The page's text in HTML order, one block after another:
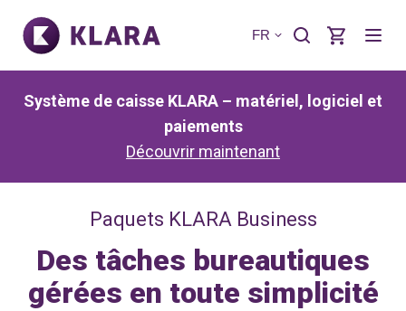
FR
Système de caisse KLARA – matériel, logiciel et
paiements
Découvrir maintenant
Paquets KLARA Business
Des tâches bureautiques
gérées en toute simplicité